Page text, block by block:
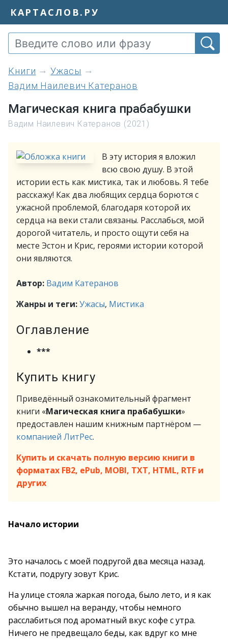
КАРТАСЛОВ.РУ
книги
Ужасы
Вадим Наилевич Катеранов
Магическая книга прабабушки
Вадим Наилевич Катеранов (2021)
В эту история я вложил
всю свою душу. В этой
истории есть как мистика, так и любовь. Я тебе
расскажу! Как два любящих сердца борются с
ужасной проблемой, благодаря которой их
сердца на веки стали связаны. Расслабься, мой
дорогой читатель, и просто ощути себя на
месте Эстон и Крис, героями истории которой
они являются.
Автор: Вадим Катеранов
Жанры и теги:Ужасы, Мистика
Оглавление
***
Купить книгу
Приведённый ознакомительный фрагмент
книги «Магическая книга прабабушки»
предоставлен нашим книжным партнёром —
компанией ЛитРес.
Купить и скачать полную версию книги в
форматах FB2, ePub, MOBI, TXT, HTML, RTF и
других
Начало истории
Это началось с моей подругой два месяца назад.
Кстати, подругу зовут Крис.
На улице стояла жаркая погода, было лето, и я как
обычно вышел на веранду, чтобы немного
расслабиться под ароматный вкус кофе с утра.
Ничего не предвещало беды, как вдруг ко мне